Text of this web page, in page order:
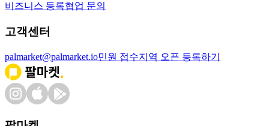
비즈니스 등록협업 문의
고객센터
palmarket@palmarket.io민원 접수지역 오픈 등록하기